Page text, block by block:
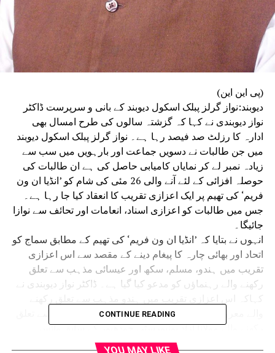
(پی این این)
دیوبند:نواز گرلز پبلک اسکول دیوبند کے بانی و سرپرست ڈاکٹر
نواز دیوبندی نے کہا کہ گزشتہ سالوں کی طرح امسال بھی
ادارہ کا رزلٹ صد فیصد رہا ہے۔ نواز گرلز پبلک اسکول دیوبند
میں جن طالبات نے دسویں جماعت اور بارہویں میں سب سے
زیادہ نمبر لے کر نمایاں کامیابی حاصل کی ہے ان طالبات کی
حوصلہ افزائی کے لئے آنے والی 26 مئی کی شام کو ’انڈیا ان ون
فریم‘ کی تھیم پر ایک اعزازی تقریب کا انعقاد کیا جا رہا ہے۔
جس میں طالبات کو اعزازی اسناد، انعامات اور تحائف سے نوازا
جائیگا۔
انہوں نے بتایا کہ ’انڈیا ان ون فریم‘ کی تھیم کے مطابق سماج کو
اتحاد اور بھائی چارہ کا پیغام دینے کے مقصد سے اس اعزازی
تقریب میں ہندو، مسلم، سکھ اور عیسائی مذہب سے تعلق
رکھنے والے رہنماؤں کو مدعو کیا گیا ہے۔ ڈاکٹر نواز دیوبندی نے
والے معروف کوی ڈاکٹر ہری اوم پنوار، مسلم مذہب سے تعلق
رکھنے والے مولانا آزاد یونیورسٹی جودھپور کے سابق وائس
چانسلر پروفیسر اختر الواسع، سکھ مذہب سے تعلق رکھنے والے
CONTINUE READING
YOU MAY LIKE